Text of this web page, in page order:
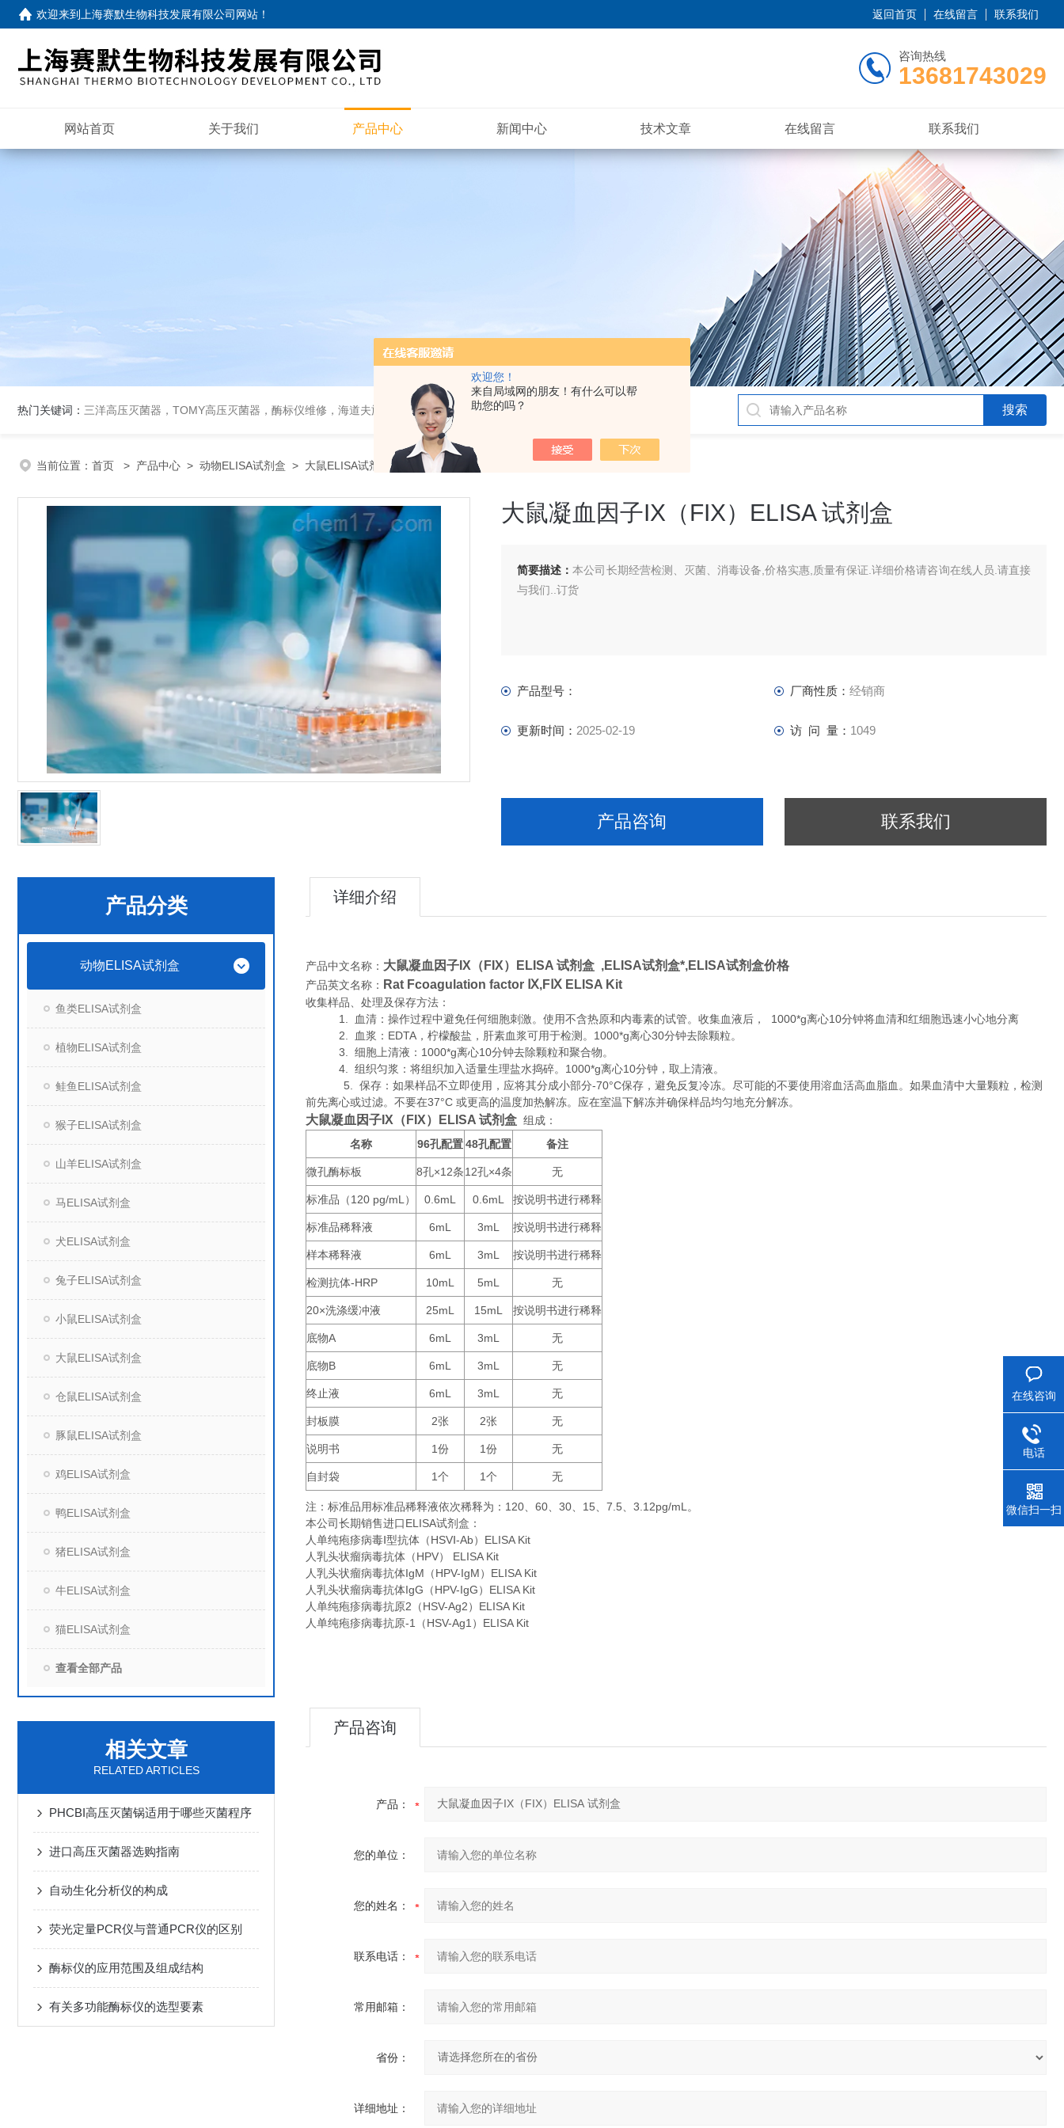
欢迎您！
来自局域网的朋友！有什么可以帮
助您的吗？
欢迎来到 上海赛默生物科技发展有限公司网站 ！ 返回首页 在线留言 联系我们
咨询热线
13681743029
网站首页 关于我们 产品中心 新闻中心 技术文章 在线留言 联系我们
热门关键词： 三洋高压灭菌器，TOMY高压灭菌器，酶标仪维修，海道夫旋转蒸发仪
当前位置： 首页 > 产品中心 > 动物ELISA试剂盒 > 大鼠ELISA试剂盒> 大鼠凝血因子IX（FIX）ELISA 试剂盒
大鼠凝血因子IX（FIX）ELISA 试剂盒
简要描述：本公司长期经营检测、灭菌、消毒设备,价格实惠,质量有保证.详细价格请咨询在线人员.请直接
与我们..订货
产品型号： 厂商性质： 经销商
更新时间： 2025-02-19 访 问 量： 1049
产品咨询 联系我们
产品分类
动物ELISA试剂盒
鱼类ELISA试剂盒
植物ELISA试剂盒
鲑鱼ELISA试剂盒
猴子ELISA试剂盒
山羊ELISA试剂盒
马ELISA试剂盒
犬ELISA试剂盒
兔子ELISA试剂盒
小鼠ELISA试剂盒
大鼠ELISA试剂盒
仓鼠ELISA试剂盒
豚鼠ELISA试剂盒
鸡ELISA试剂盒
鸭ELISA试剂盒
猪ELISA试剂盒
牛ELISA试剂盒
猫ELISA试剂盒
查看全部产品
相关文章
RELATED ARTICLES
PHCBI高压灭菌锅适用于哪些灭菌程序
进口高压灭菌器选购指南
自动生化分析仪的构成
荧光定量PCR仪与普通PCR仪的区别
酶标仪的应用范围及组成结构
有关多功能酶标仪的选型要素
详细介绍
产品中文名称： 大鼠凝血因子IX（FIX）ELISA 试剂盒 ,ELISA试剂盒*,ELISA试剂盒价格
产品英文名称： Rat Fcoagulation factor Ⅸ,FⅨ ELISA Kit
收集样品、处理及保存方法：
1. 血清：操作过程中避免任何细胞刺激。使用不含热原和内毒素的试管。收集血液后， 1000*g离心10分钟将血清和红细胞迅速小心地分离
2. 血浆：EDTA，柠檬酸盐，肝素血浆可用于检测。1000*g离心30分钟去除颗粒。
3. 细胞上清液：1000*g离心10分钟去除颗粒和聚合物。
4. 组织匀浆：将组织加入适量生理盐水捣碎。1000*g离心10分钟，取上清液。
5. 保存：如果样品不立即使用，应将其分成小部分-70°C保存，避免反复冷冻。尽可能的不要使用溶血活高血脂血。如果血清中大量颗粒，检测
前先离心或过滤。不要在37°C 或更高的温度加热解冻。应在室温下解冻并确保样品均匀地充分解冻。
大鼠凝血因子IX（FIX）ELISA 试剂盒 组成：
名称
96孔配置 48孔配置 备注
微孔酶标板 8孔×12条 12孔×4条 无
标准品（120 pg/mL ） 0.6mL 0.6mL 按说明书进行稀释
标准品稀释液 6mL 3mL 按说明书进行稀释
样本稀释液 6mL 3mL 按说明书进行稀释
检测抗体-HRP 10mL 5mL 无
20×洗涤缓冲液 25mL 15mL 按说明书进行稀释
底物A 6mL 3mL 无
底物B 6mL 3mL 无
终止液 6mL 3mL 无
封板膜 2张 2张 无
说明书 1 份 1 份 无
自封袋 1 个 1 个 无
注：标准品用标准品稀释液依次稀释为： 120、 60、 30、 15、 7.5、 3.12pg/mL。
本公司长期销售进口ELISA试剂盒：
人单纯疱疹病毒Ⅰ型抗体（HSVⅠ-Ab）ELISA Kit
人乳头状瘤病毒抗体（HPV） ELISA Kit
人乳头状瘤病毒抗体IgM（HPV-IgM）ELISA Kit
人乳头状瘤病毒抗体IgG（HPV-IgG）ELISA Kit
人单纯疱疹病毒抗原2（HSV-Ag2）ELISA Kit
人单纯疱疹病毒抗原-1（HSV-Ag1）ELISA Kit
产品咨询
产品：
您的单位：
您的姓名：
联系电话：
常用邮箱：
省份：
详细地址：
在线咨询
电话
微信扫一扫